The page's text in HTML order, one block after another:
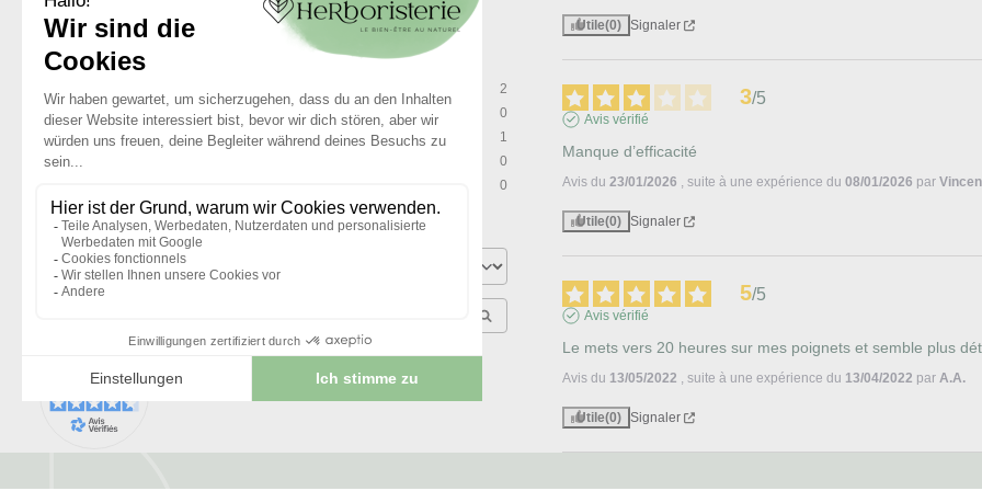
Basé sur3 avis soumis à un
contrôle
Voir tous les avis sur ce site
2
4
étoiles
0
3 étoiles
1
0
0
Trier les avis
Utile(0) Signaler
3/5
Avis vérifié
Manque d’efficacité
Avis du 23/01/2026 , suite à une expérience du 08/01/2026 par
Utile(0) Signaler
5/5
Avis vérifié
Le mets vers 20 heures sur mes poignets et semble plus
Avis du 13/05/2022 , suite à une expérience du 13/04/2022 par A.A.
Utile(0) Signaler